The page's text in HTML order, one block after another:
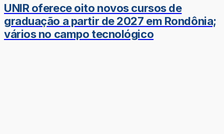
UNIR oferece oito novos cursos de
graduação a partir de 2027 em Rondônia;
vários no campo tecnológico